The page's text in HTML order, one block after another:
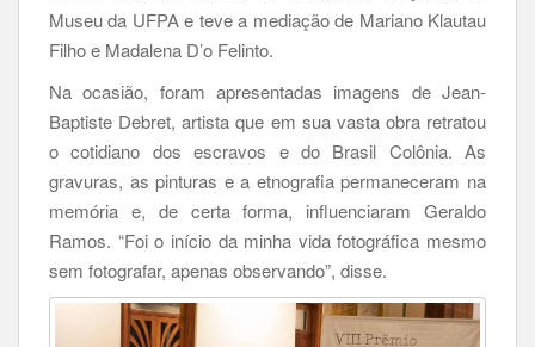
Museu da UFPA e teve a mediação de Mariano Klautau
Filho e Madalena D’o Felinto.
Na ocasião, foram apresentadas imagens de Jean-
Baptiste Debret, artista que em sua vasta obra retratou
o cotidiano dos escravos e do Brasil Colônia. As
gravuras, as pinturas e a etnografia permaneceram na
memória e, de certa forma, influenciaram Geraldo
Ramos. “Foi o início da minha vida fotográfica mesmo
sem fotografar, apenas observando”, disse.